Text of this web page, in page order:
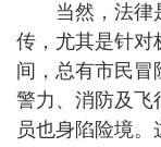
当然，法律是
传，尤其是针对
间，总有市民冒
警力、消防及飞
员也身陷险境